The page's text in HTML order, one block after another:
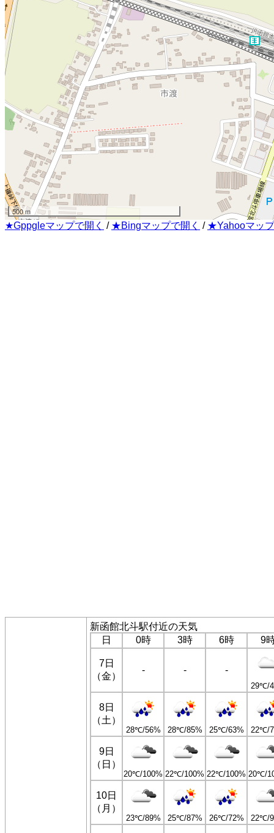
500 m
★Gppgleマップで開く / ★Bingマップで開く / ★Yahooマッ
新函館北斗駅付近の天気
日
0時 3時 6時 9
7日
（金）
- - -
29℃/
8日
（土）
28℃/56% 28℃/85% 25℃/63% 22℃/
9日
（日）
20℃/100% 22℃/100% 22℃/100% 20℃/
10日
（月）
23℃/89% 25℃/87% 26℃/72% 22℃/